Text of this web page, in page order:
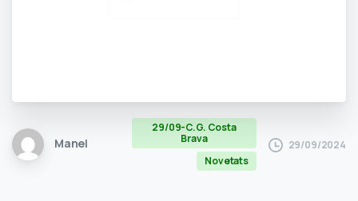
Manel
29/09-C.G. Costa
Brava
Novetats
29/09/2024